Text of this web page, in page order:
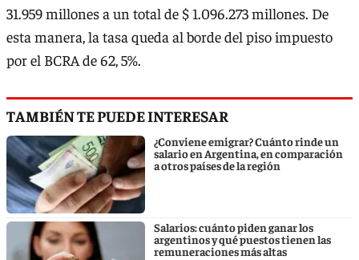
31.959 millones a un total de $ 1.096.273 millones. De
esta manera, la tasa queda al borde del piso impuesto
por el BCRA de 62, 5%.
TAMBIÉN TE PUEDE INTERESAR
¿Conviene emigrar? Cuánto rinde un
salario en Argentina, en comparación
a otros países de la región
Salarios: cuánto piden ganar los
argentinos y qué puestos tienen las
remuneraciones más altas